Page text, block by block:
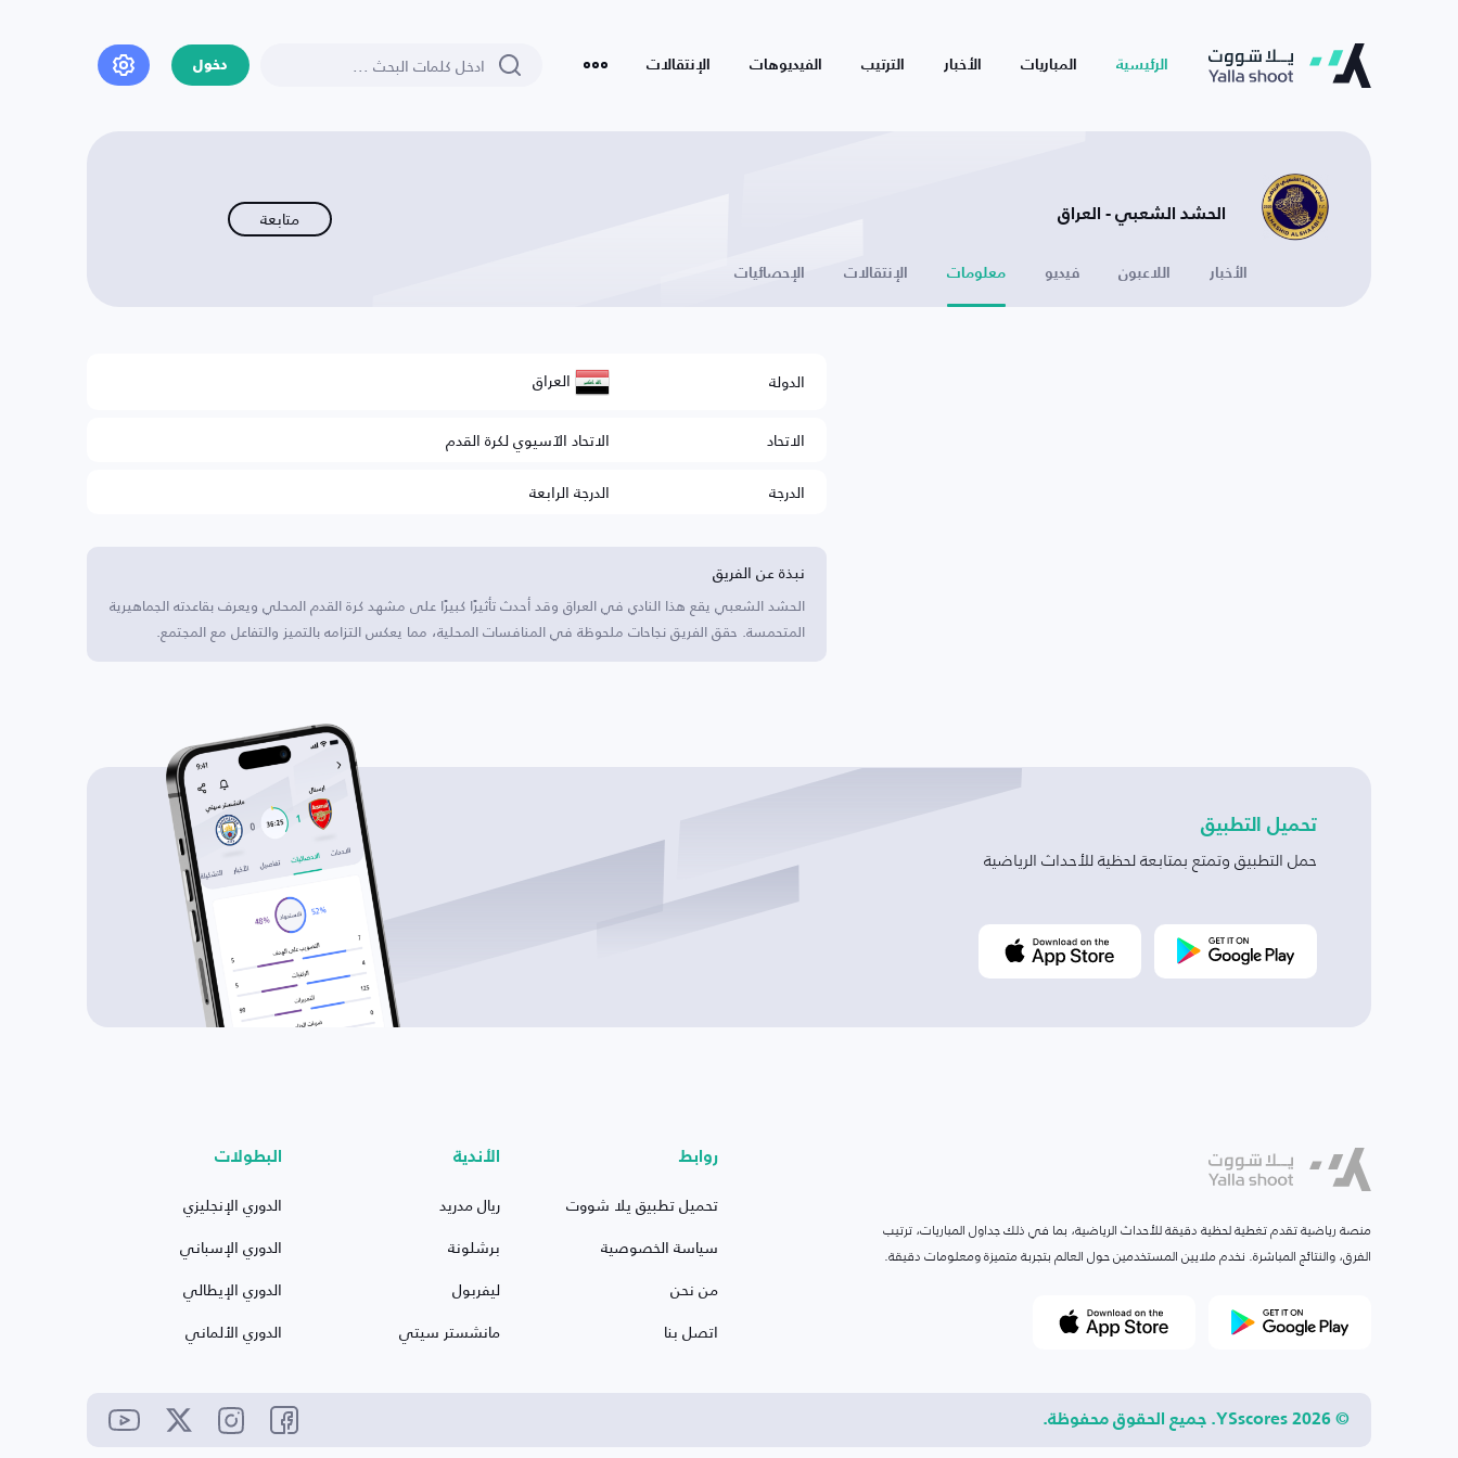
الرئيسية المباريات الأخبار الترتيب الفيديوهات الإنتقالات دخول
الحشد الشعبي - العراق متابعة
الأخبار اللاعبون فيديو معلومات الإنتقالات الإحصائيات
الدولة العراق
الاتحاد
الاتحاد الآسيوي لكرة القدم
الدرجة
الدرجة الرابعة
نبذة عن الفريق
الحشد الشعبي يقع هذا النادي في العراق وقد أحدث تأثيرًا كبيرًا على مشهد كرة القدم المحلي ويعرف بقاعدته الجماهيرية
المتحمسة. حقق الفريق نجاحات ملحوظة في المنافسات المحلية، مما يعكس التزامه بالتميز والتفاعل مع المجتمع.
تحميل التطبيق
حمل التطبيق وتمتع بمتابعة لحظية للأحداث الرياضية
منصة رياضية تقدم تغطية لحظية دقيقة للأحداث الرياضية، بما في ذلك جداول المباريات، ترتيب
الفرق، والنتائج المباشرة. نخدم ملايين المستخدمين حول العالم بتجربة متميزة ومعلومات دقيقة.
روابط
تحميل تطبيق يلا شووت
سياسة الخصوصية
من نحن
اتصل بنا
الأندية
ريال مدريد
برشلونة
ليفربول
مانشستر سيتي
البطولات
الدوري الإنجليزي
الدوري الإسباني
الدوري الإيطالي
الدوري الألماني
© 2026 YSscores. جميع الحقوق محفوظة.